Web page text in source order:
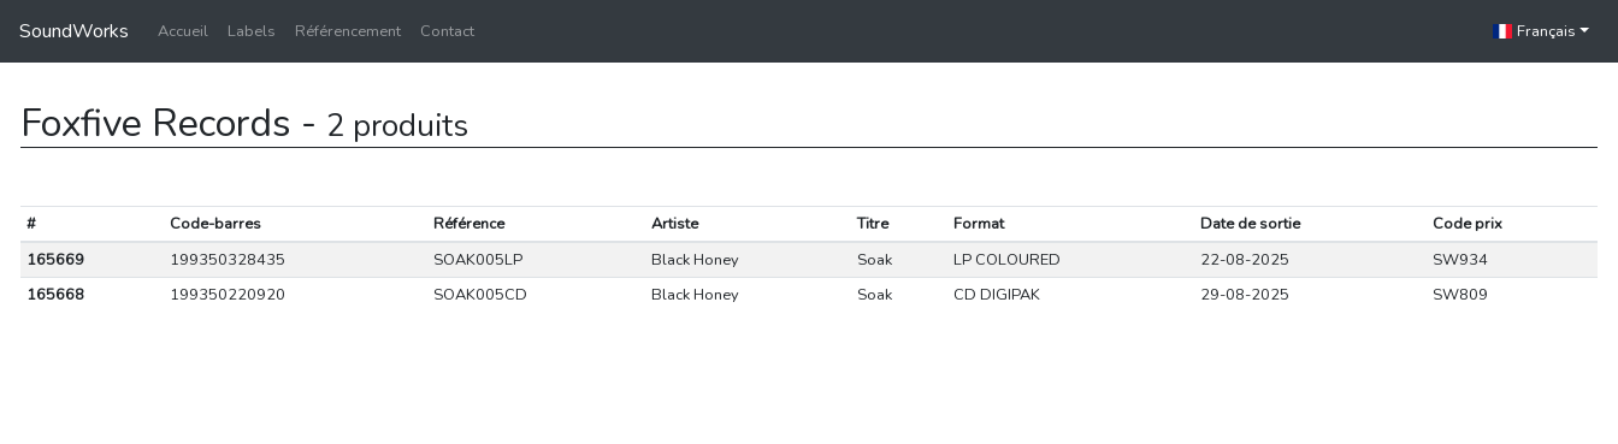
SoundWorks Accueil Labels Référencement Contact Français
Foxfive Records - 2 produits
# Code-barres Référence Artiste Titre Format Date de sortie
Code prix
165669
199350328435 SOAK005LP Black Honey Soak LP COLOURED 22-08-2025
SW934
165668
199350220920 SOAK005CD Black Honey Soak CD DIGIPAK 29-08-2025 SW809